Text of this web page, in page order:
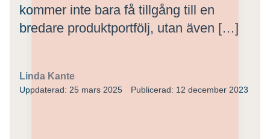
kommer inte bara få tillgång till en
bredare produktportfölj, utan även […]
Linda Kante
Uppdaterad: 25 mars 2025 Publicerad: 12 december 2023